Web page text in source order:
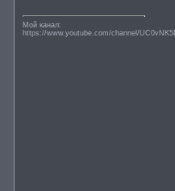
Мой канал:
https://www.youtube.com/channel/